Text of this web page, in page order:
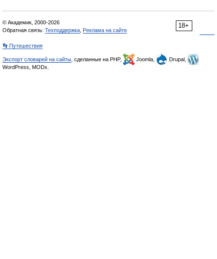
18+
© Академик, 2000-2026
Обратная связь: Техподдержка Реклама на сайте
👣 Путешествия
Экспорт словарей на сайты , сделанные на PHP, Joomla,
Drupal,
WordPress, MODx.